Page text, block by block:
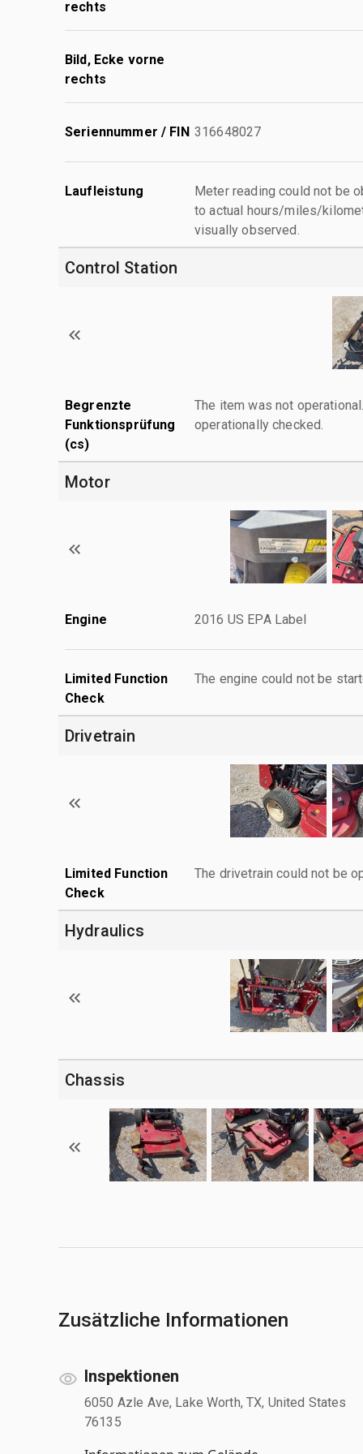
rechts
Bild, Ecke vorne
rechts
Seriennummer / FIN 316648027
Laufleistung
Meter reading could not be
to actual hours/miles/
visually observed.
Control Station
Begrenzte
Funktionsprüfung
(cs)
The item was not
operationally checked.
Motor
Engine 2016 US EPA Label
Limited Function
Check
The engine could not be
Drivetrain
Limited Function
Check
The drivetrain could not be
Hydraulics
Chassis
Zusätzliche Informationen
Inspektionen
6050 Azle Ave, Lake Worth, TX, United States
76135